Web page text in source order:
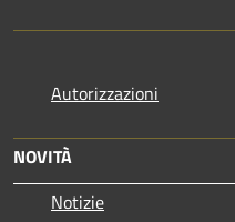
Autorizzazioni
NOVITÀ
Notizie